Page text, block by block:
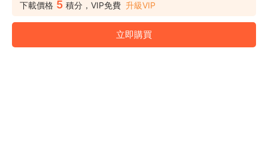
下載價格 5 積分，VIP免費 升級VIP
立即購買